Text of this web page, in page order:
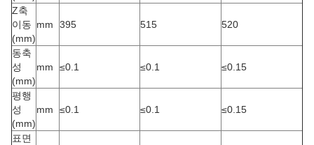
Z축
이동
(mm)
mm 395 515 520
동축
성
(mm)
mm ≤0.1 ≤0.1 ≤0.15
평행
성
(mm)
mm ≤0.1 ≤0.1 ≤0.15
표면